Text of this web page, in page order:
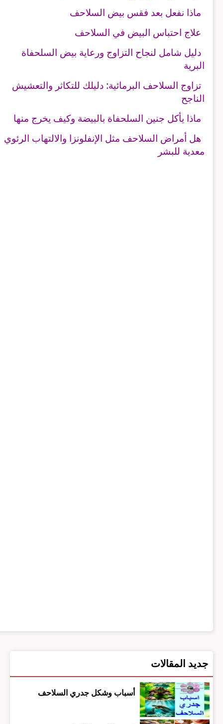
ماذا نفعل بعد فقس بيض السلاحف
علاج احتباس البيض في السلاحف
دليل شامل لنجاح التزاوج ورعاية بيض السلحفاة
البرية
تزاوج السلاحف البرمائية: دليلك للتكاثر والتعشيش
الناجح
ماذا يأكل جنين السلحفاة بالبيضة وكيف يخرج منها
هل أمراض السلاحف مثل الإنفلونزا والالتهاب الرئوي
معدية للبشر
جديد المقالات
أسباب وشكل جدري السلاحف